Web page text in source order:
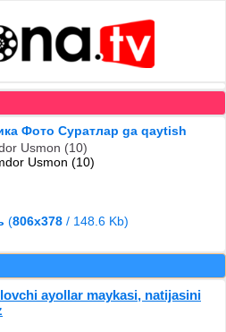
Фото Суратлар ga qaytish
Usmon (10)
(806x378 / 148.6 Kb)
ayollar maykasi, natijasini